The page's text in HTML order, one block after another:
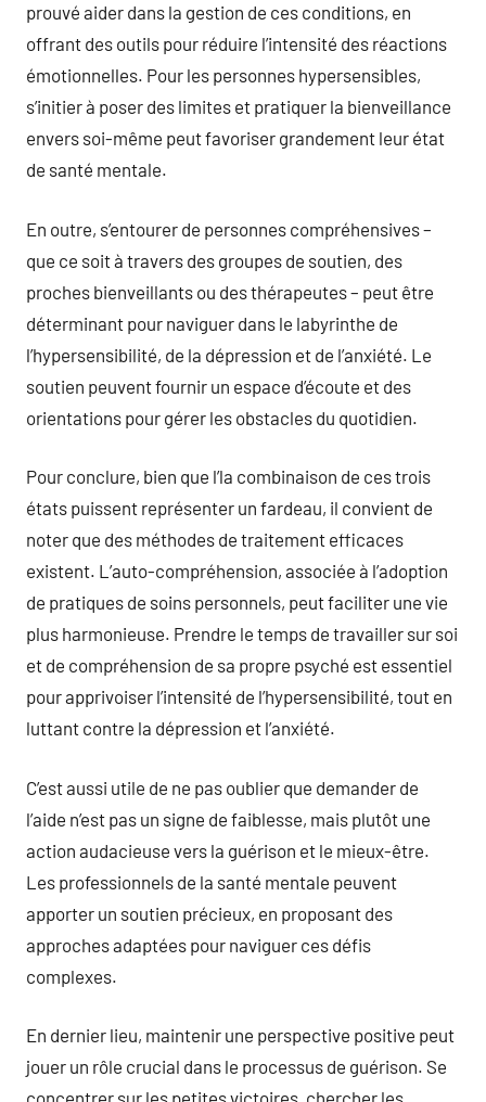
prouvé aider dans la gestion de ces conditions, en
offrant des outils pour réduire l’intensité des réactions
émotionnelles. Pour les personnes hypersensibles,
s’initier à poser des limites et pratiquer la bienveillance
envers soi-même peut favoriser grandement leur état
de santé mentale.
En outre, s’entourer de personnes compréhensives –
que ce soit à travers des groupes de soutien, des
proches bienveillants ou des thérapeutes – peut être
déterminant pour naviguer dans le labyrinthe de
l’hypersensibilité, de la dépression et de l’anxiété. Le
soutien peuvent fournir un espace d’écoute et des
orientations pour gérer les obstacles du quotidien.
Pour conclure, bien que l’la combinaison de ces trois
états puissent représenter un fardeau, il convient de
noter que des méthodes de traitement efficaces
existent. L’auto-compréhension, associée à l’adoption
de pratiques de soins personnels, peut faciliter une vie
plus harmonieuse. Prendre le temps de travailler sur soi
et de compréhension de sa propre psyché est essentiel
pour apprivoiser l’intensité de l’hypersensibilité, tout en
luttant contre la dépression et l’anxiété.
C’est aussi utile de ne pas oublier que demander de
l’aide n’est pas un signe de faiblesse, mais plutôt une
action audacieuse vers la guérison et le mieux-être.
Les professionnels de la santé mentale peuvent
apporter un soutien précieux, en proposant des
approches adaptées pour naviguer ces défis
complexes.
En dernier lieu, maintenir une perspective positive peut
jouer un rôle crucial dans le processus de guérison. Se
concentrer sur les petites victoires, chercher les